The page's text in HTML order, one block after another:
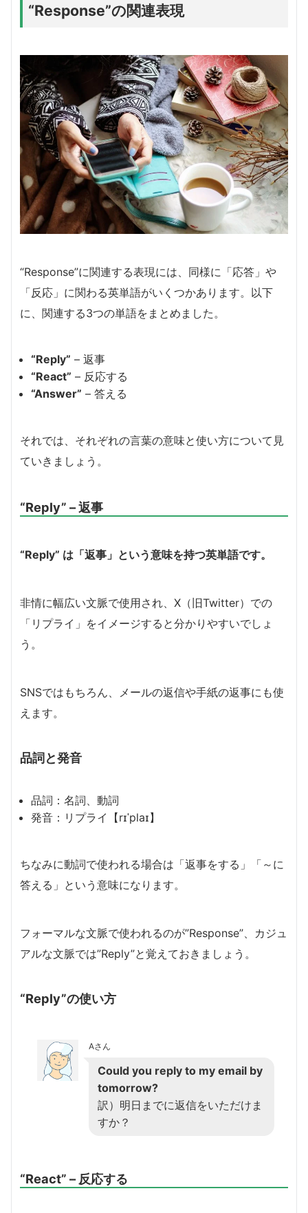
“Response”の関連表現
“Response”に関連する表現には、同様に「応答」や
「反応」に関わる英単語がいくつかあります。以下
に、関連する3つの単語をまとめました。
“Reply” – 返事
“React” – 反応する
“Answer” – 答える
それでは、それぞれの言葉の意味と使い方について見
ていきましょう。
“Reply” – 返事
“Reply” は「返事」という意味を持つ英単語です。
非情に幅広い文脈で使用され、X（旧Twitter）での
「リプライ」をイメージすると分かりやすいでしょ
う。
SNSではもちろん、メールの返信や手紙の返事にも使
えます。
品詞と発音
品詞：名詞、動詞
発音：リプライ【rɪˈplaɪ】
ちなみに動詞で使われる場合は「返事をする」「～に
答える」という意味になります。
フォーマルな文脈で使われるのが”Response”、カジュ
アルな文脈では”Reply”と覚えておきましょう。
“Reply”の使い方
Aさん
Could you reply to my email by
tomorrow?
訳）明日までに返信をいただけま
すか？
“React” – 反応する